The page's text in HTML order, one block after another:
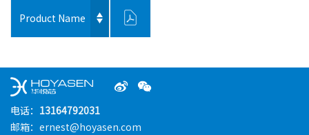
Product Name
电话： 13164792031
邮箱：ernest@hoyasen.com